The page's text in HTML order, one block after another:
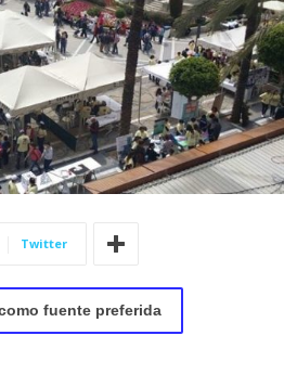
Twitter
fuente preferida